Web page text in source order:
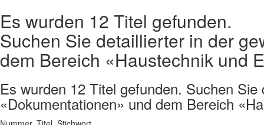
Es wurden 12 Titel gefunden.
Suchen Sie detaillierter in der
dem Bereich «Haustechnik und
Es wurden 12 Titel gefunden. Suchen
«Dokumentationen» und dem Bereich